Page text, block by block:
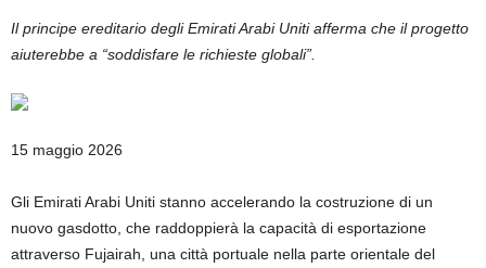
Il principe ereditario degli Emirati Arabi Uniti afferma che il progetto
aiuterebbe a “soddisfare le richieste globali”.
Pubblicato
15
maggio
2026
15 maggio 2026
Gli Emirati Arabi Uniti stanno accelerando la costruzione di un
nuovo gasdotto, che raddoppierà la capacità di esportazione
attraverso Fujairah, una città portuale nella parte orientale del